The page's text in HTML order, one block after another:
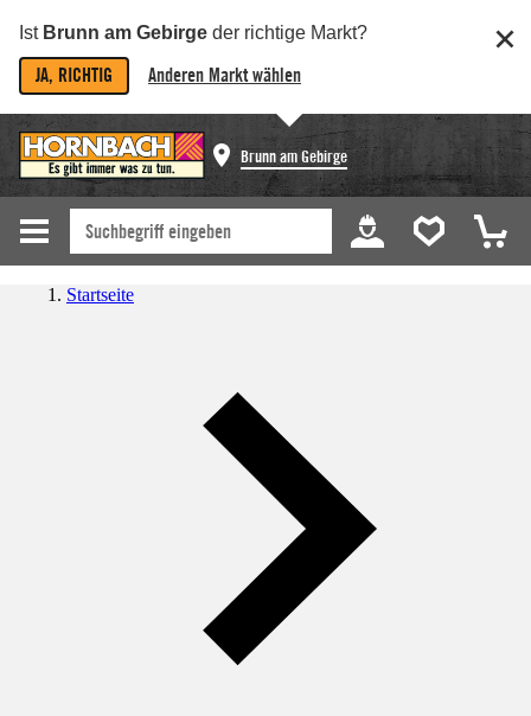
Ist Brunn am Gebirge der richtige Markt?
JA, RICHTIG Anderen Markt wählen
Brunn am Gebirge
Startseite